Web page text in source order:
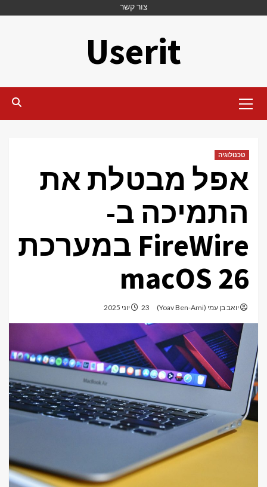
צור קשר
Userit
Menu
טכנולוגיה
אפל מבטלת את
התמיכה ב-
FireWire במערכת
macOS 26
יואב בן עמי (Yoav Ben-Ami) 23 יוני 2025